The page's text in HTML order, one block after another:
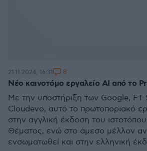
Νέο καινοτόμο εργαλείο AI από το
Με την υποστήριξη των Google, FT
Cloudevo, αυτό το πρωτοποριακό
στην αγγλική έκδοση του
Θέματος, ενώ στο άμεσο μέλλον
ενσωματωθεί και στην ελληνική
21.11.2024, 16:31 8